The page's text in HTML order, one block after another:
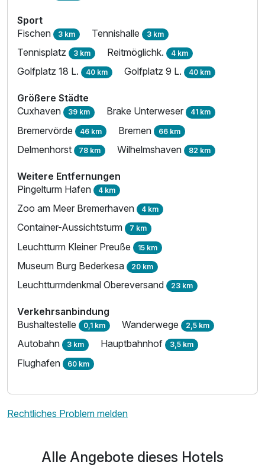
Sport
Fischen 3 km Tennishalle 3 km
Tennisplatz 3 km Reitmöglichk. 4 km
Golfplatz 18 L. 40 km Golfplatz 9 L. 40 km
Größere Städte
Cuxhaven 39 km Brake Unterweser 41 km
Bremervörde 46 km Bremen 66 km
Delmenhorst 78 km Wilhelmshaven 82 km
Weitere Entfernungen
Pingelturm Hafen 4 km
Zoo am Meer Bremerhaven 4 km
Container-Aussichtsturm 7 km
Leuchtturm Kleiner Preuße 15 km
Museum Burg Bederkesa 20 km
Leuchtturmdenkmal Obereversand 23 km
Verkehrsanbindung
Bushaltestelle 0,1 km Wanderwege 2,5 km
Autobahn 3 km Hauptbahnhof 3,5 km
Flughafen 60 km
Rechtliches Problem melden
Alle Angebote dieses Hotels